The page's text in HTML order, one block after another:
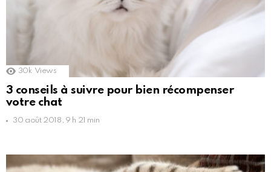
30k Views
3 conseils à suivre pour bien récompenser
votre chat
30 août 2018, 9 h 21 min